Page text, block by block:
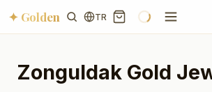
✦ Golden TR
Zonguldak Gold